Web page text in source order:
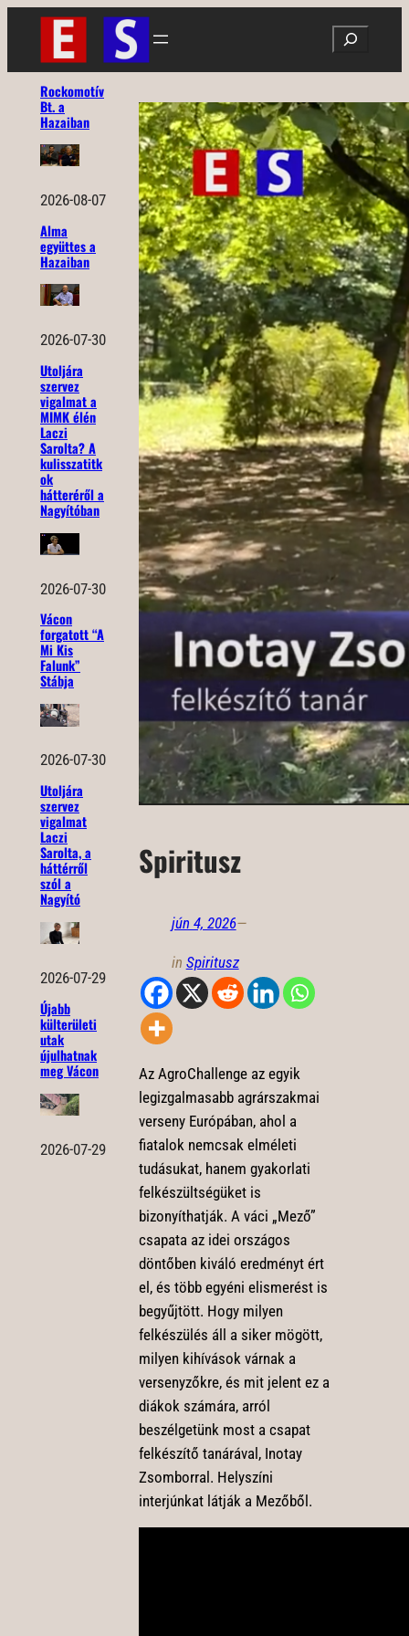
Ugrás
tartalomhoz
Search
Rockomotív
Bt. a
Hazaiban
2026-08-07
Alma
együttes a
Hazaiban
2026-07-30
Utoljára
szervez
vigalmat a
MIMK élén
Laczi
Sarolta? A
kulisszatitk
ok
hátteréről a
Nagyítóban
2026-07-30
Vácon
forgatott “A
Mi Kis
Falunk”
Stábja
2026-07-30
Utoljára
szervez
vigalmat
Laczi
Sarolta, a
háttérről
szól a
Nagyító
2026-07-29
Újabb
külterületi
utak
újulhatnak
meg Vácon
2026-07-29
Spiritusz
jún 4, 2026—
in Spiritusz
Az AgroChallenge az egyik
legizgalmasabb agrárszakmai
verseny Európában, ahol a
fiatalok nemcsak elméleti
tudásukat, hanem gyakorlati
felkészültségüket is
bizonyíthatják. A váci „Mező”
csapata az idei országos
döntőben kiváló eredményt ért
el, és több egyéni elismerést is
begyűjtött. Hogy milyen
felkészülés áll a siker mögött,
milyen kihívások várnak a
versenyzőkre, és mit jelent ez a
diákok számára, arról
beszélgetünk most a csapat
felkészítő tanárával, Inotay
Zsomborral. Helyszíni
interjúnkat látják a Mezőből.